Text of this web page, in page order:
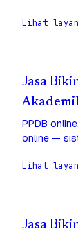
Lihat
Jasa
PPDB
online —
Lihat
Jasa